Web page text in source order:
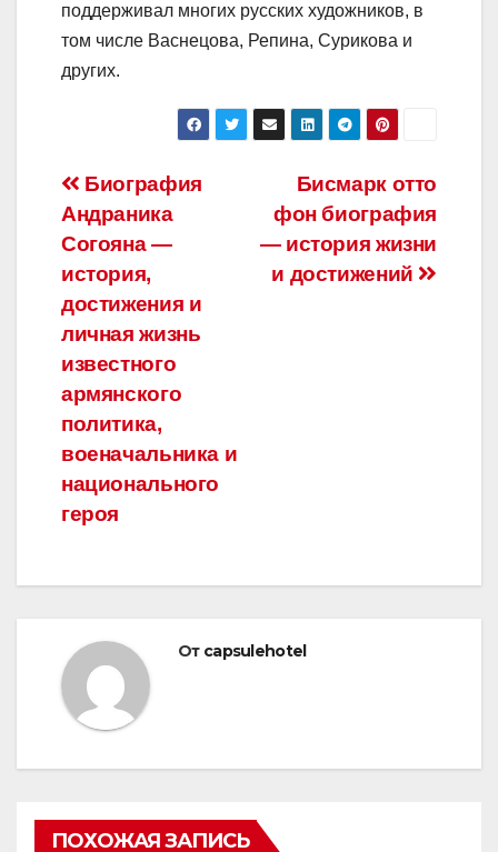
поддерживал многих русских художников, в
том числе Васнецова, Репина, Сурикова и
других.
Навигация
по
записям
Бисмарк отто
фон биография
— история жизни
и достижений
Биография
Андраника
Согояна —
история,
достижения и
личная жизнь
известного
армянского
политика,
военачальника и
национального
героя
От capsulehotel
ПОХОЖАЯ ЗАПИСЬ